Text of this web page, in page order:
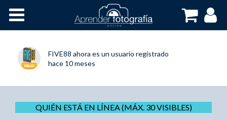
FIVE88 ahora es un usuario registrado
hace 10 meses
QUIÉN ESTÁ EN LÍNEA (MÁX. 30 VISIBLES)